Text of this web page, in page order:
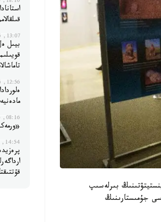
بىرلەسىپ
جۇمىستارىنىڭ
13:07, 06 تامىز 2026
بيىل
12:56, 06 تامىز 2026
08:16, 06 تامىز 2026
14:54, 05 تامىز 2026